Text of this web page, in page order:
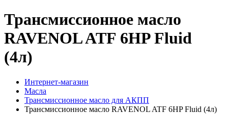
Трансмиссионное масло
RAVENOL ATF 6HP Fluid
(4л)
Интернет-магазин
Масла
Трансмиссионное масло для АКПП
Трансмиссионное масло RAVENOL ATF 6HP Fluid (4л)